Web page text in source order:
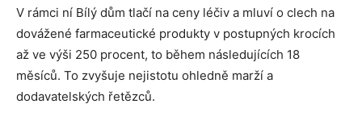
V rámci ní Bílý dům tlačí na ceny léčiv a mluví o clech na
dovážené farmaceutické produkty v postupných krocích
až ve výši 250 procent, to během následujících 18
měsíců. To zvyšuje nejistotu ohledně marží a
dodavatelských řetězců.